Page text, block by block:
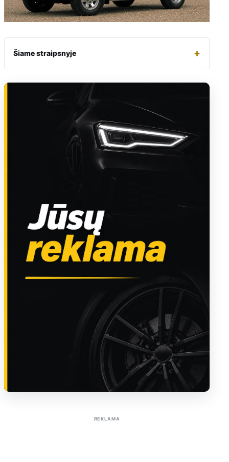
Šiame straipsnyje +
REKLAMA